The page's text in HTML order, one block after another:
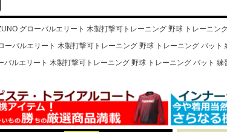
グローバルエリート 木製打撃可トレーニング 野球 トレーニ
ーバルエリート 木製打撃可トレーニング 野球 トレーニング バッ
バルエリート 木製打撃可トレーニング 野球 トレーニング バット